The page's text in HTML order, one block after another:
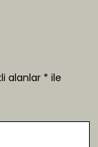
alanlar * ile